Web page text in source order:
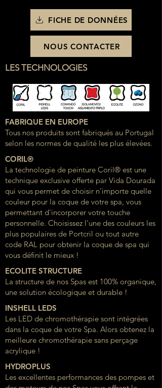
FICHE DE DONNÉES
NOUS CONTACTER
LES TECHNOLOGIES
FABRIQUE EN EUROPE
Tous nos produits sont fabriqués au Portugal
selon les normes de qualité les plus élevées.
CORIL®
La technologie de peinture Coril® est une
technique exclusive offerte par Vida Dourada
qui vous permet de choisir n'importe quelle
couleur pour la coque de votre spa, vous
permettant d'incorporer votre touche
personnelle. Choisissez l'une des couleurs les
plus populaires de Portcril ou tout autre
code RAL pour obtenir la coque de spa qui
vous définit le mieux !
ECOLITE STRUCTURE
La structure de nos Spas est 100% organique,
une solution écologique et durable !
INSHELL LEDS
Les LED de chromothérapie sont intégrées
dans la coque de votre Spa. Alors obtenez la
meilleure chromothérapie sans perçage
acrylique !
HYDROPLUS
Les excellentes performances des pompes et